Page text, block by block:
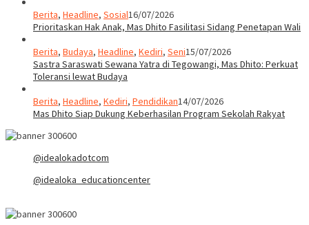
Berita, Headline, Sosial16/07/2026
Prioritaskan Hak Anak, Mas Dhito Fasilitasi Sidang Penetapan Wali
Berita, Budaya, Headline, Kediri, Seni15/07/2026
Sastra Saraswati Sewana Yatra di Tegowangi, Mas Dhito: Perkuat
Toleransi lewat Budaya
Berita, Headline, Kediri, Pendidikan14/07/2026
Mas Dhito Siap Dukung Keberhasilan Program Sekolah Rakyat
@idealokadotcom
@idealoka_educationcenter